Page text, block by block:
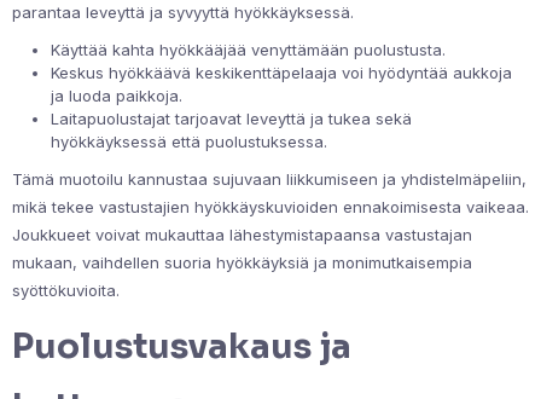
parantaa leveyttä ja syvyyttä hyökkäyksessä.
Käyttää kahta hyökkääjää venyttämään puolustusta.
Keskus hyökkäävä keskikenttäpelaaja voi hyödyntää aukkoja
ja luoda paikkoja.
Laitapuolustajat tarjoavat leveyttä ja tukea sekä
hyökkäyksessä että puolustuksessa.
Tämä muotoilu kannustaa sujuvaan liikkumiseen ja yhdistelmäpeliin,
mikä tekee vastustajien hyökkäyskuvioiden ennakoimisesta vaikeaa.
Joukkueet voivat mukauttaa lähestymistapaansa vastustajan
mukaan, vaihdellen suoria hyökkäyksiä ja monimutkaisempia
syöttökuvioita.
Puolustusvakaus ja